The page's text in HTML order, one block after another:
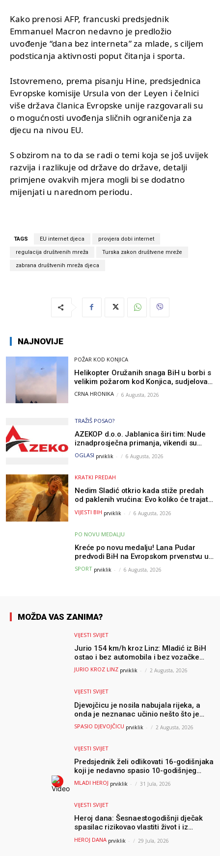
Kako prenosi AFP, francuski predsjednik
Emmanuel Macron nedavno je predložio
uvođenje “dana bez interneta” za mlade, s ciljem
podsticanja aktivnosti poput čitanja i sporta.
Istovremeno, prema pisanju Hine, predsjednica
Evropske komisije Ursula von der Leyen i čelnici
više država članica Evropske unije razgovarali su
o mogućnosti uvođenja sličnih ograničenja za
djecu na nivou EU.
S obzirom na to da se radi o temi koja se još uvijek
razvija i razlikuje od države do države, detalji
primjene ovakvih mjera mogli bi se dodatno
mijenjati u narednom periodu.
TAGS EU internet djeca provjera dobi internet
regulacija društvenih mreža Turska zakon društvene mreže
zabrana društvenih mreža djeca
NAJNOVIJE
POŽAR KOD KONJICA
Helikopter Oružanih snaga BiH u borbi s
velikim požarom kod Konjica, sudjelovao
i Air Tractor
CRNA HRONIKA 6 Augusta, 2026
TRAŽIŠ POSAO?
AZEKOP d.o.o. Jablanica širi tim: Nude
iznadprosječna primanja, vikendi su
slobodni, traži se više radnika
OGLASI prviklik - 6 Augusta, 2026
KRATKI PREDAH
Nedim Sladić otkrio kada stiže predah
od paklenih vrućina: Evo koliko će trajati
osvježenje u BiH
VIJESTI BIH prviklik - 6 Augusta, 2026
PO NOVU MEDALJU
Kreće po novu medalju! Lana Pudar
predvodi BiH na Evropskom prvenstvu u
Parizu
SPORT prviklik - 6 Augusta, 2026
MOŽDA VAS ZANIMA?
VIJESTI SVIJET
Jurio 154 km/h kroz Linz: Mladić iz BiH
ostao i bez automobila i bez vozačke
dozvole
JURIO KROZ LINZ prviklik - 2 Augusta, 2026
VIJESTI SVIJET
Djevojčicu je nosila nabujala rijeka, a
onda je neznanac učinio nešto što je
mnoge ostavilo bez riječi
SPASIO DJEVOJČICU prviklik - 2 Augusta, 2026
VIJESTI SVIJET
Predsjednik želi odlikovati 16-godišnjaka
koji je nedavno spasio 10-godišnjeg
dječaka iz smrtonosnih valova
MLADI HEROJ prviklik - 31 Jula, 2026
VIJESTI SVIJET
Heroj dana: Šesnaestogodišnji dječak
spasilac rizikovao vlastiti život i iz
ogromnih valova spasio 10-godišnjeg
dječaka
HEROJ DANA prviklik - 29 Jula, 2026